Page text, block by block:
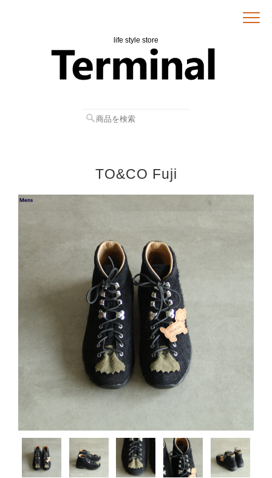
life style store
TO&CO Fuji